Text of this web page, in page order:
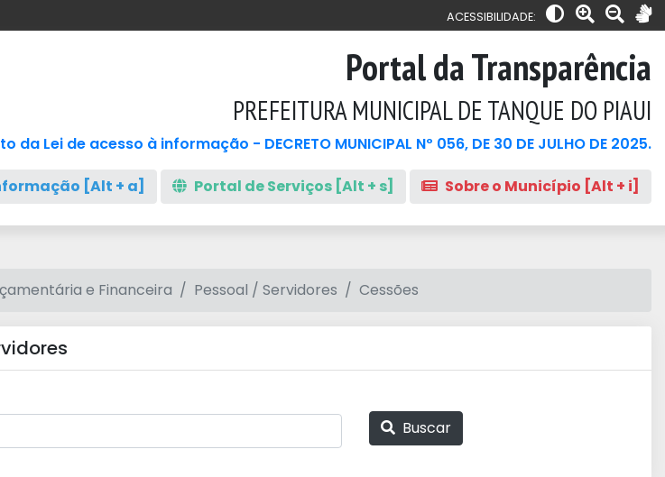
ACESSIBILIDADE:
Portal da Transparência
PREFEITURA MUNICIPAL DE TANQUE DO PIAUI
da Lei de acesso à informação - DECRETO MUNICIPAL Nº 056, DE 30 DE JULHO DE 2025.
[Alt + a] Portal de Serviços [Alt + s] Sobre o Município [Alt + i]
e Financeira Pessoal / Servidores Cessões
Buscar